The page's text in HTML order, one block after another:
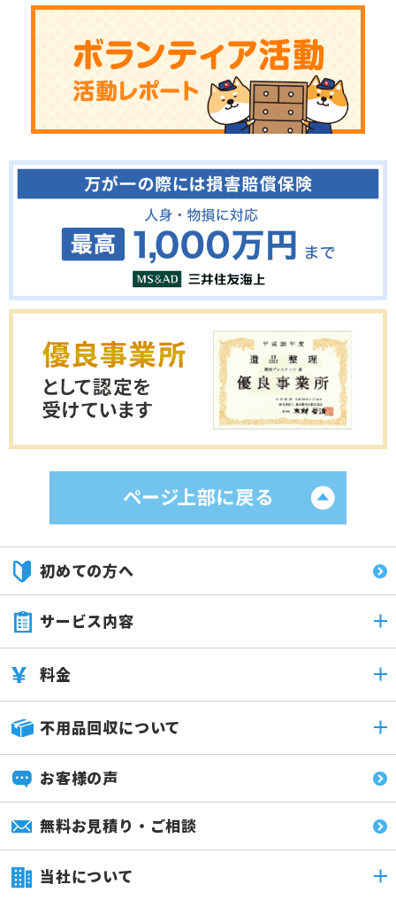
初めての方へ
サービス内容
料金
不用品回収について
お客様の声
無料お見積り・ご相談
当社について